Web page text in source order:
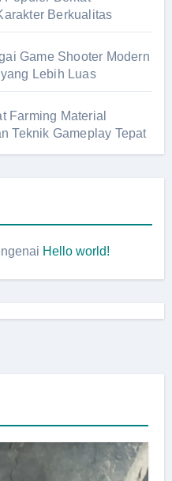
Berkualitas
Game Shooter Modern
Lebih Luas
Farming Material
Teknik Gameplay Tepat
Hello world!